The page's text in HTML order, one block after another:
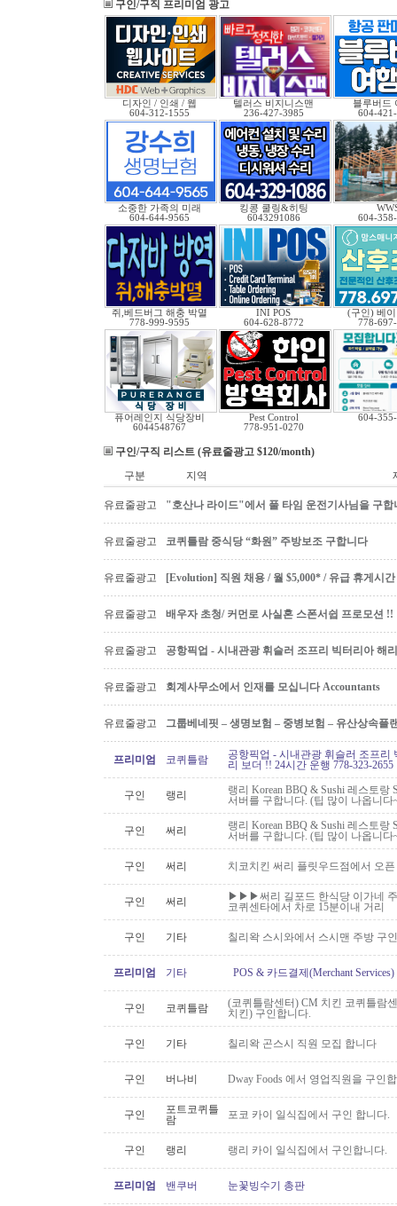
구인/구직 프리미엄 광고
디자인 / 인쇄 / 웹
604-312-1555
텔러스 비지니스맨
236-427-3985
블루버드
604-
소중한 가족의 미래
604-644-9565
킹콩 쿨링&히팅
6043291086
604-
쥐,베드버그 해충 박멸
778-999-9595
INI POS
604-628-8772
(구인) 베
778-
퓨어레인지 식당장비
6044548767
Pest Control
778-951-0270
604-
구인/구직 리스트 (유료줄광고 $120/month)
구분
지역
유료줄광고 "호산나 라이드"에서 풀 타임 운전기사님을 구합
유료줄광고 코퀴틀람 중식당 “화원” 주방보조 구합니다
유료줄광고 [Evolution] 직원 채용 / 월 $5,000* / 유급 휴게시
유료줄광고 배우자 초청/ 커먼로 사실혼 스폰서쉽 프로모션 !!
유료줄광고 공항픽업 - 시내관광 휘슬러 조프리 빅터리아 해
유료줄광고 회계사무소에서 인재를 모십니다 Accountants
유료줄광고 그룹베네핏 – 생명보험 – 중병보험 – 유산상속플
프리미엄 코퀴틀람
공항픽업 - 시내관광 휘슬러 조프
리 보더 !! 24시간 운행 778-323-2655
구인 랭리
랭리 Korean BBQ & Sushi 레스토
서버를 구합니다. (팁 많이 나옵니다
구인 써리
랭리 Korean BBQ & Sushi 레스토
서버를 구합니다. (팁 많이 나옵니다
구인 써리 치코치킨 써리 플릿우드점에서 오
구인 써리
▶▶▶써리 길포드 한식당 이가네
코퀴센타에서 차로 15분이내 거리
구인 기타 칠리왁 스시와에서 스시맨 주방 구
프리미엄 기타 POS & 카드결제(Merchant
구인 코퀴틀람
(코퀴틀람센터) CM 치킨 코퀴틀람
치킨) 구인합니다.
구인 기타 칠리왁 곤스시 직원 모집 합니다
구인 버나비 Dway Foods 에서 영업직원을 구인
구인
포트코퀴틀
람
포코 카이 일식집에서 구인 합니다.
구인 랭리 랭리 카이 일식집에서 구인합니다.
프리미엄 밴쿠버 눈꽃빙수기 총판